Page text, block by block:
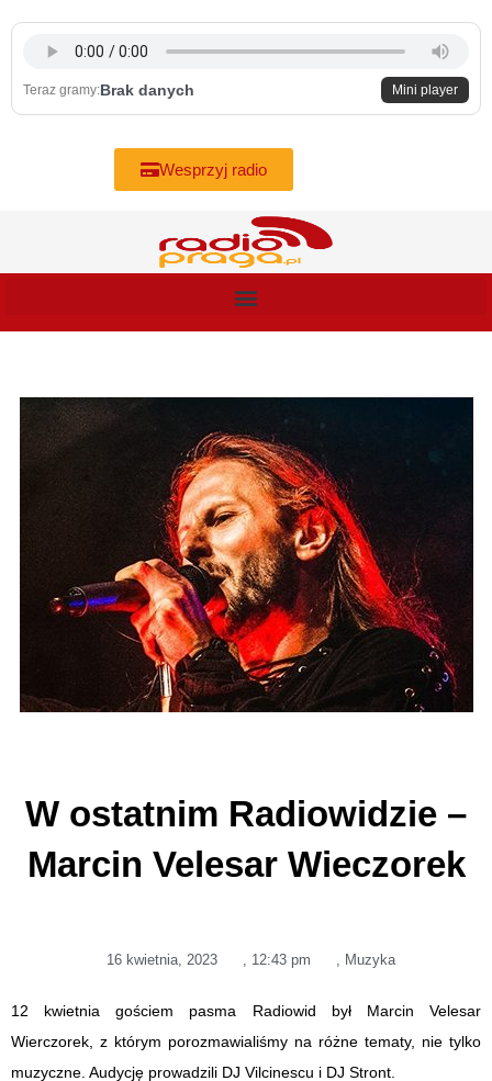
content
Teraz gramy:Brak danych Mini player
Wesprzyj radio
W ostatnim Radiowidzie –
Marcin Velesar Wieczorek
16 kwietnia, 2023 , 12:43 pm , Muzyka
12 kwietnia gościem pasma Radiowid był Marcin Velesar
Wierczorek, z którym porozmawialiśmy na różne tematy, nie tylko
muzyczne. Audycję prowadzili DJ Vilcinescu i DJ Stront.